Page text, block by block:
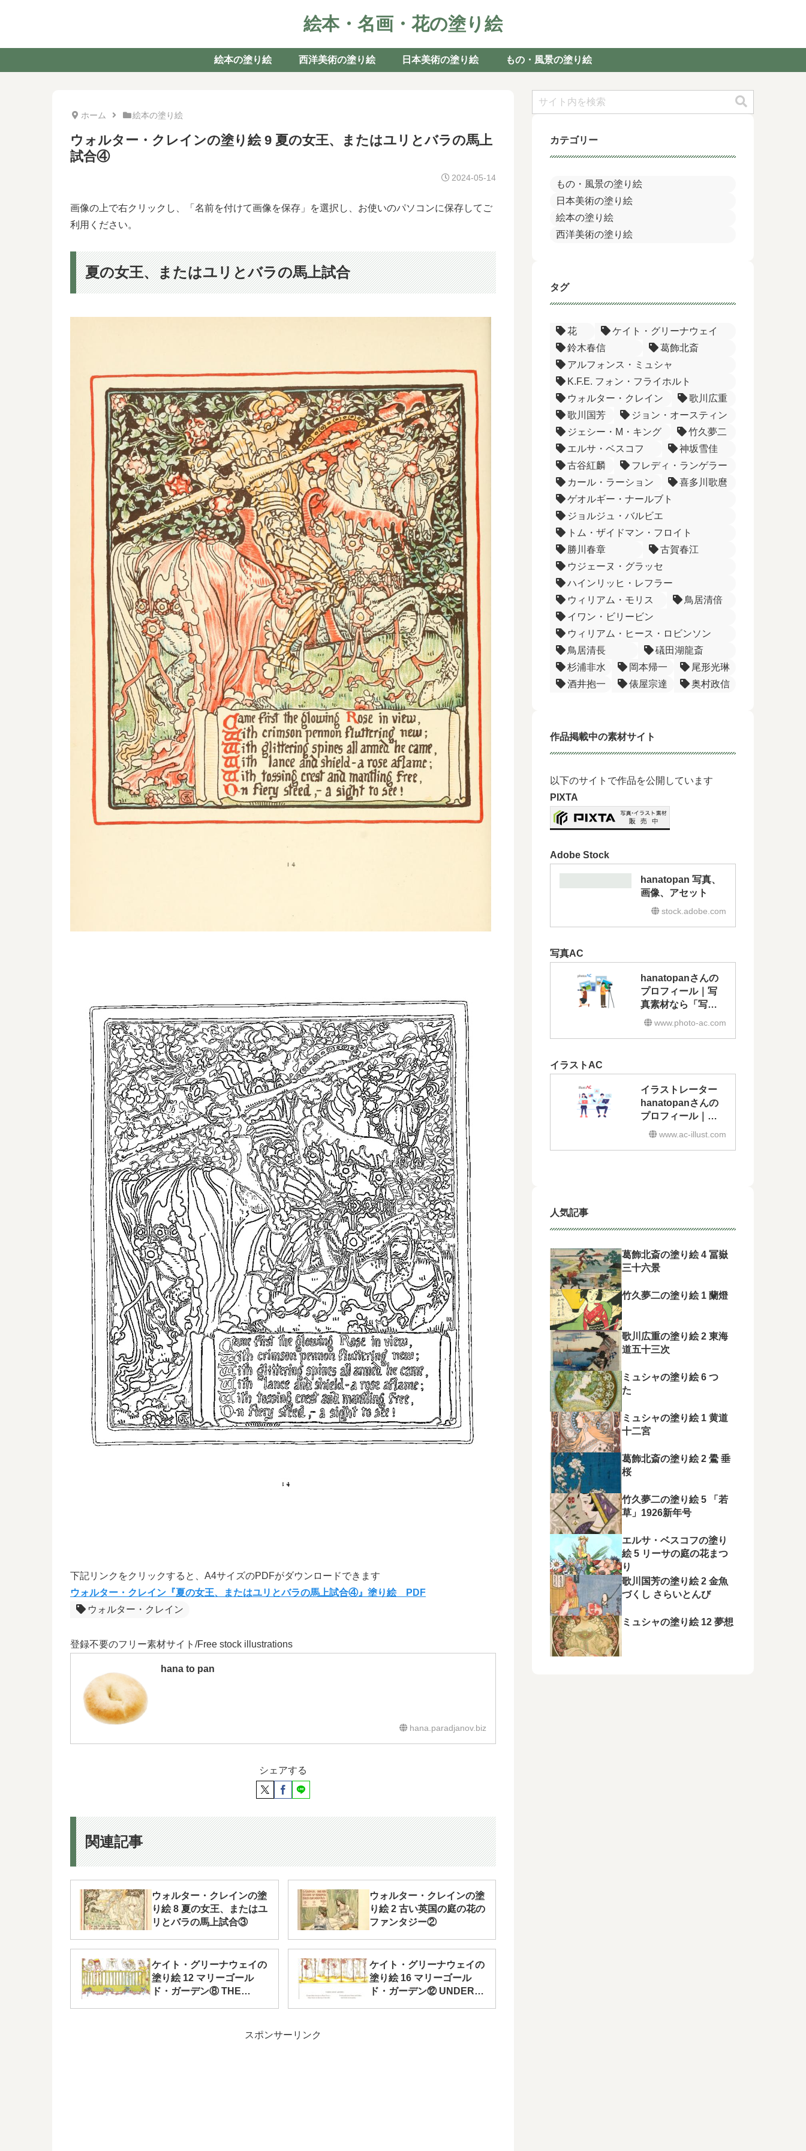
絵本・名画・花の塗り絵
絵本の塗り絵 西洋美術の塗り絵 日本美術の塗り絵 もの・風景の塗り絵
ホーム 絵本の塗り絵
ウォルター・クレインの塗り絵 9 夏の女王、またはユリとバラの馬上
試合④
2024-05-14
画像の上で右クリックし、「名前を付けて画像を保存」を選択し、お使いのパソコンに保存してご
利用ください。
夏の女王、またはユリとバラの馬上試合
下記リンクをクリックすると、A4サイズのPDFがダウンロードできます
ウォルター・クレイン『夏の女王、またはユリとバラの馬上試合④』塗り絵 PDF
ウォルター・クレイン
登録不要のフリー素材サイト/Free stock illustrations
hana to pan
hana.paradjanov.biz
シェアする
関連記事
ウォルター・クレインの塗
り絵 8 夏の女王、またはユ
リとバラの馬上試合③
ウォルター・クレインの塗
り絵 2 古い英国の庭の花の
ファンタジー②
ケイト・グリーナウェイの
塗り絵 12 マリーゴール
ド・ガーデン⑧ THE
ケイト・グリーナウェイの
塗り絵 16 マリーゴール
ド・ガーデン⑫ UNDER
スポンサーリンク
カテゴリー
もの・風景の塗り絵
日本美術の塗り絵
絵本の塗り絵
西洋美術の塗り絵
タグ
花
ケイト・グリーナウェイ
鈴木春信
葛飾北斎
アルフォンス・ミュシャ
K.F.E. フォン・フライホルト
ウォルター・クレイン
歌川広重
歌川国芳
ジョン・オースティン
ジェシー・M・キング
竹久夢二
エルサ・ベスコフ
神坂雪佳
古谷紅麟
フレディ・ランゲラー
カール・ラーション
喜多川歌麿
ゲオルギー・ナールブト
ジョルジュ・バルビエ
トム・ザイドマン・フロイト
勝川春章
古賀春江
ウジェーヌ・グラッセ
ハインリッヒ・レフラー
ウィリアム・モリス
鳥居清倍
イワン・ビリービン
ウィリアム・ヒース・ロビンソン
鳥居清長
礒田湖龍斎
杉浦非水
岡本帰一
尾形光琳
酒井抱一
俵屋宗達 奥村政信
作品掲載中の素材サイト
以下のサイトで作品を公開しています
PIXTA
Adobe Stock
hanatopan 写真、
画像、アセット
stock.adobe.com
写真AC
hanatopanさんの
プロフィール｜写
真素材なら「写真
AC」無料（フリ
ー）ダウンロード
www.photo-ac.com
イラストAC
イラストレーター
hanatopanさんの
プロフィール｜無
料イラスト・フリ
www.ac-illust.com
人気記事
葛飾北斎の塗り絵 4 冨嶽
三十六景
竹久夢二の塗り絵 1 蘭燈
歌川広重の塗り絵 2 東海
道五十三次
ミュシャの塗り絵 6 つ
た
ミュシャの塗り絵 1 黄道
十二宮
葛飾北斎の塗り絵 2 鷽 垂
桜
竹久夢二の塗り絵 5 「若
草」1926新年号
エルサ・ベスコフの塗り
絵 5 リーサの庭の花まつ
り
歌川国芳の塗り絵 2 金魚
づくし さらいとんび
ミュシャの塗り絵 12 夢想